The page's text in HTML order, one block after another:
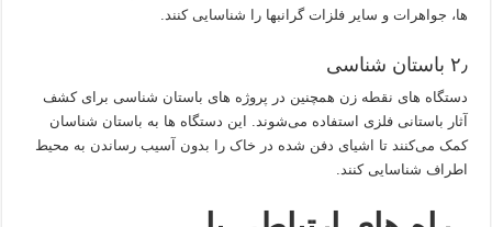
ها، جواهرات و سایر فلزات گرانبها را شناسایی کنند.
۲٫ باستان‌ شناسی
دستگاه های نقطه‌ زن همچنین در پروژه‌ های باستان‌ شناسی برای کشف
آثار باستانی فلزی استفاده می‌شوند. این دستگاه‌ ها به باستان‌ شناسان
کمک می‌کنند تا اشیای دفن شده در خاک را بدون آسیب رساندن به محیط
اطراف شناسایی کنند.